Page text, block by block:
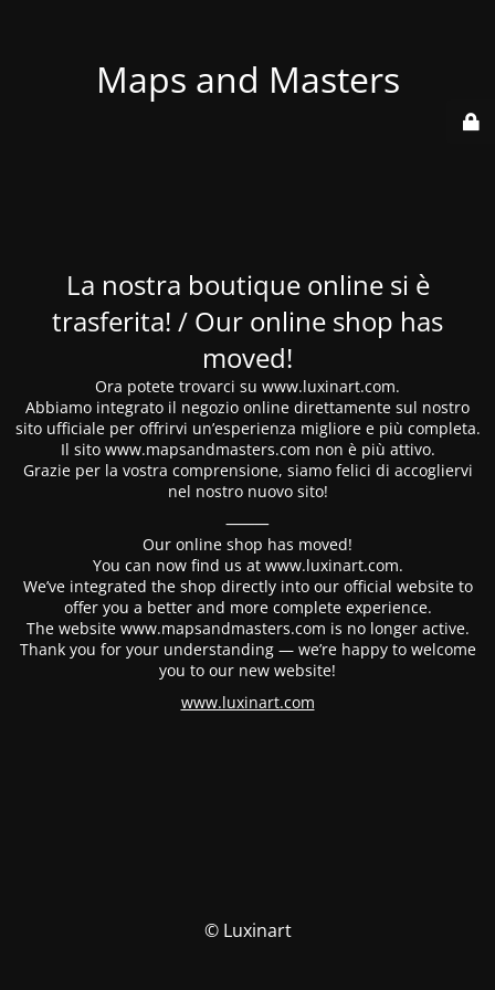
Maps and Masters
La nostra boutique online si è
trasferita! / Our online shop has
moved!
Ora potete trovarci su www.luxinart.com.
Abbiamo integrato il negozio online direttamente sul nostro
sito ufficiale per offrirvi un’esperienza migliore e più completa.
Il sito www.mapsandmasters.com non è più attivo.
Grazie per la vostra comprensione, siamo felici di accogliervi
nel nostro nuovo sito!
⸻
Our online shop has moved!
You can now find us at www.luxinart.com.
We’ve integrated the shop directly into our official website to
offer you a better and more complete experience.
The website www.mapsandmasters.com is no longer active.
Thank you for your understanding — we’re happy to welcome
you to our new website!
www.luxinart.com
© Luxinart